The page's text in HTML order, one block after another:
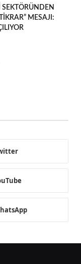
MESAJI: